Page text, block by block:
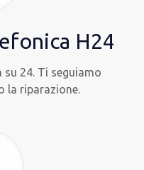
H24
24. Ti seguiamo
la riparazione.